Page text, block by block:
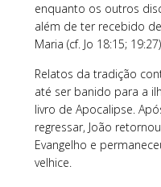
enquanto os outros
além de ter recebido
Maria (cf. Jo 18:15;
Relatos da tradição
até ser banido para a
livro de Apocalipse.
regressar, João
Evangelho e
velhice.